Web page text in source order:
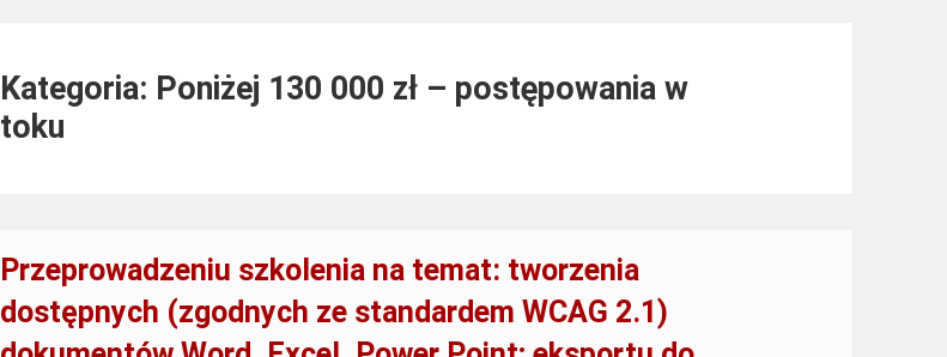
Kategoria: Poniżej 130 000 zł – postępowania w
toku
Przeprowadzeniu szkolenia na temat: tworzenia
dostępnych (zgodnych ze standardem WCAG 2.1)